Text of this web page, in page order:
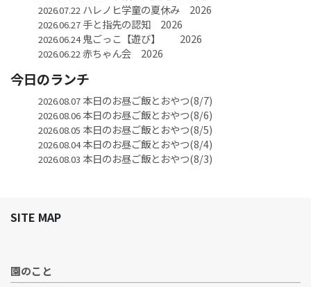
2026.07.22 ハレノヒ学童の夏休み 2026
2026.06.27手と指先の認知 2026
2026.06.24鬼ごっこ【遊び】 2026
2026.06.22赤ちゃん会 2026
今日のランチ
2026.08.07本日のお昼ご飯とおやつ(8/7)
2026.08.06本日のお昼ご飯とおやつ(8/6)
2026.08.05 本日のお昼ご飯とおやつ(8/5)
2026.08.04本日のお昼ご飯とおやつ(8/4)
2026.08.03 本日のお昼ご飯とおやつ(8/3)
SITE MAP
園のこと